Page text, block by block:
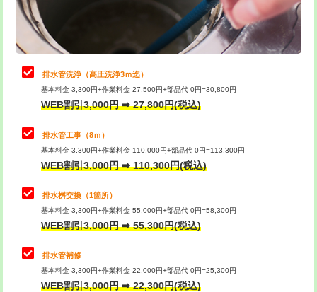
業）
排水管工事（排水管工事/3ｍまで） 55,000円
排水管工事（追加 排水管工事/3ｍ超
え）
マス交換（土の掘削・埋め戻し作業）
マス交換（深さ50㎝未満）
マス交換（深さ50㎝以上） 66,000円
コンクリート斫り（厚さ10㎝まで）
コンクリート斫り（厚さ10㎝超え）
モルタル補修（厚さ10㎝まで）
モルタル補修（厚さ10㎝超え）
止水・漏水調査・防水処理・清掃・修
理・調整・分解・加工など（軽作業）
11,000円
止水・漏水調査・防水処理・清掃・修
理・調整・分解・加工など（中作業）
22,000円
止水・漏水調査・防水処理・清掃・修
理・調整・分解・加工など（重作業）
33,000円
その他部品の脱着
交換・取付（タンク） 22,000円+材料費
交換・取付(単水栓（壁付・デッキ
式）)
交換・取付(混合水栓（壁付・デッキ
式・ワンホール）)
16,500円+材料費
交換・取付(排水栓・排水トラップ
排水管洗浄（高圧洗浄3ｍ迄）
基本料金 3,300円+作業料金 27,500円+部品代 0円=30,800円
WEB割引3,000円 ➡ 27,800円(税込)
排水管工事（8ｍ）
基本料金 3,300円+作業料金 110,000円+部品代 0円=113,300円
WEB割引3,000円 ➡ 110,300円(税込)
排水桝交換（1箇所）
基本料金 3,300円+作業料金 55,000円+部品代 0円=58,300円
WEB割引3,000円 ➡ 55,300円(税込)
排水管補修
基本料金 3,300円+作業料金 22,000円+部品代 0円=25,300円
WEB割引3,000円 ➡ 22,300円(税込)